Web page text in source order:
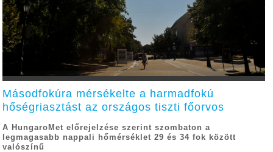
Másodfokúra mérsékelte a harmadfokú
hőségriasztást az országos tiszti főorvos
A HungaroMet előrejelzése szerint szombaton a
legmagasabb nappali hőmérséklet 29 és 34 fok között
valószínű